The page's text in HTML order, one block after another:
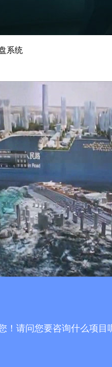
系统
数字沙盘
！请问您要咨询什么项目